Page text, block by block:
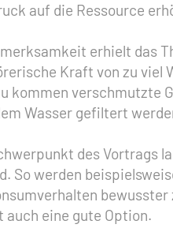
auf die Ressource
erhielt das
Kraft von zu viel
kommen verschmutzte
Wasser gefiltert
des Vortrags
So werden
auch eine gute Option.